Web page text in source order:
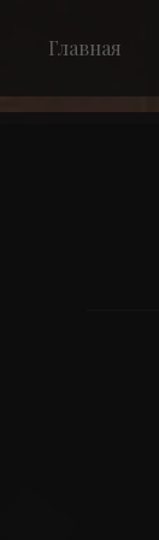
Главная